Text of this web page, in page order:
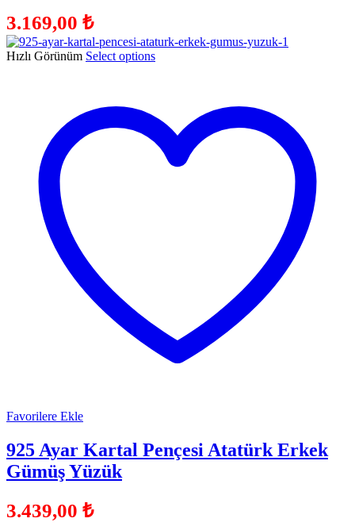
3.169,00 ₺
Hızlı Görünüm Select options
Favorilere Ekle
925 Ayar Kartal Pençesi Atatürk Erkek
Gümüş Yüzük
3.439,00 ₺